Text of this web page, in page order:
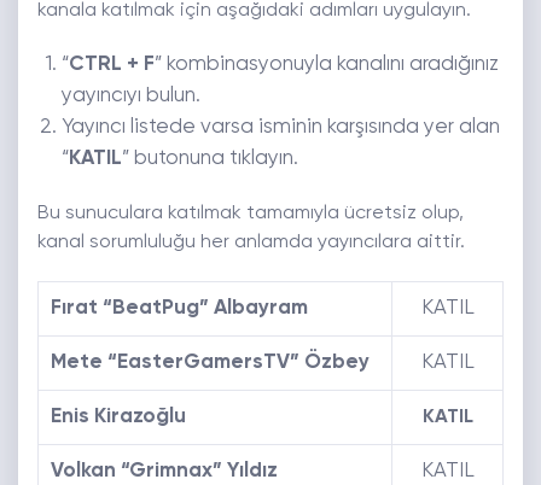
kanala katılmak için aşağıdaki adımları uygulayın.
“CTRL + F” kombinasyonuyla kanalını aradığınız
yayıncıyı bulun.
Yayıncı listede varsa isminin karşısında yer alan
“KATIL” butonuna tıklayın.
Bu sunuculara katılmak tamamıyla ücretsiz olup,
kanal sorumluluğu her anlamda yayıncılara aittir.
Fırat “BeatPug” Albayram KATIL
Mete “EasterGamersTV” Özbey KATIL
Enis Kirazoğlu KATIL
Volkan “Grimnax” Yıldız KATIL